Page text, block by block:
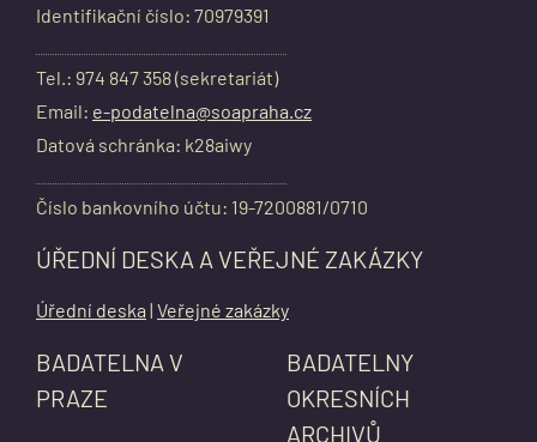
Identifikační číslo: 70979391
Tel.: 974 847 358 (sekretariát)
Email: e-podatelna@soapraha.cz
Datová schránka: k28aiwy
Číslo bankovního účtu: 19-7200881/0710
ÚŘEDNÍ DESKA A VEŘEJNÉ ZAKÁZKY
Úřední deska | Veřejné zakázky
BADATELNA V
PRAZE
BADATELNY
OKRESNÍCH
ARCHIVŮ